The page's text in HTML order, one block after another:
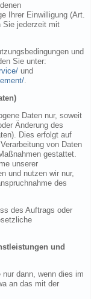
Ihrer Einwilligung (Art.
Sie jederzeit mit
und
Sie unter:
und
.
Daten nur, soweit
Änderung des
Dies erfolgt auf
von Daten
gestattet.
unserer
und nutzen wir nur,
des
des Auftrags oder
und
dann, wenn dies im
an das mit der